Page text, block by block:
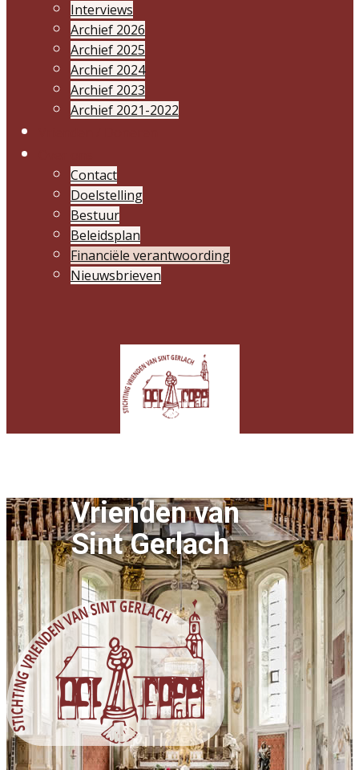
Interviews
Archief 2026
Archief 2025
Archief 2024
Archief 2023
Archief 2021-2022
Contact
Doelstelling
Bestuur
Beleidsplan
Financiële verantwoording
Nieuwsbrieven
Vrienden van
Sint Gerlach